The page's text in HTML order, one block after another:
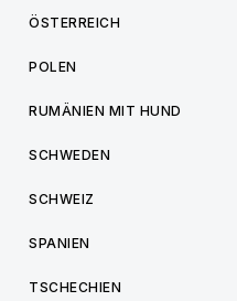
ÖSTERREICH
POLEN
RUMÄNIEN MIT HUND
SCHWEDEN
SCHWEIZ
SPANIEN
TSCHECHIEN